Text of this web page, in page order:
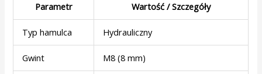
Parametr Wartość / Szczegóły
Typ hamulca Hydrauliczny
Gwint M8 (8 mm)